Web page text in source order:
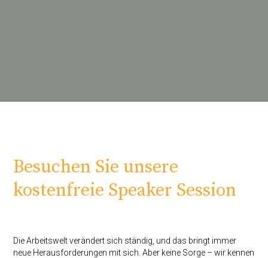
Besuchen Sie unsere
kostenfreie Speaker Session
Die Arbeitswelt verändert sich ständig, und das bringt immer
neue Herausforderungen mit sich. Aber keine Sorge – wir kennen